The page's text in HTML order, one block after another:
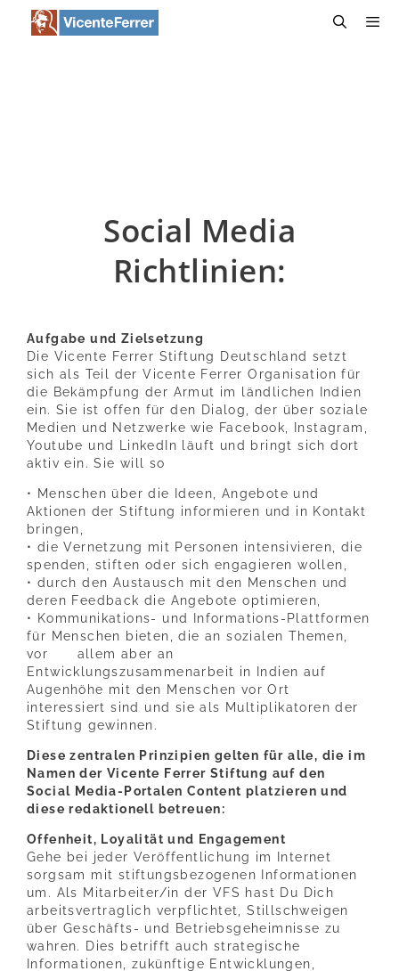
Zum
Inhalt
Social Media
Richtlinien:
Aufgabe und Zielsetzung
Die Vicente Ferrer Stiftung Deutschland setzt
sich als Teil der Vicente Ferrer Organisation für
die Bekämpfung der Armut im ländlichen Indien
ein. Sie ist offen für den Dialog, der über soziale
Medien und Netzwerke wie Facebook, Instagram,
Youtube und LinkedIn läuft und bringt sich dort
aktiv ein. Sie will so
• Menschen über die Ideen, Angebote und
Aktionen der Stiftung informieren und in Kontakt
bringen,
• die Vernetzung mit Personen intensivieren, die
spenden, stiften oder sich engagieren wollen,
• durch den Austausch mit den Menschen und
deren Feedback die Angebote optimieren,
• Kommunikations- und Informations-Plattformen
für Menschen bieten, die an sozialen Themen,
vor allem aber an
Entwicklungszusammenarbeit in Indien auf
Augenhöhe mit den Menschen vor Ort
interessiert sind und sie als Multiplikatoren der
Stiftung gewinnen.
Diese zentralen Prinzipien gelten für alle, die im
Namen der Vicente Ferrer Stiftung auf den
Social Media-Portalen Content platzieren und
diese redaktionell betreuen:
Offenheit, Loyalität und Engagement
Gehe bei jeder Veröffentlichung im Internet
sorgsam mit stiftungsbezogenen Informationen
um. Als Mitarbeiter/in der VFS hast Du Dich
arbeitsvertraglich verpflichtet, Stillschweigen
über Geschäfts- und Betriebsgeheimnisse zu
wahren. Dies betrifft auch strategische
Informationen, zukünftige Entwicklungen,